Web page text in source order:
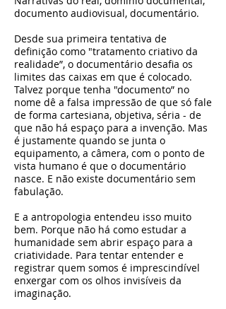
documento audiovisual, documentário.
Desde sua primeira tentativa de
definição como "tratamento criativo da
realidade”, o documentário desafia os
limites das caixas em que é colocado.
Talvez porque tenha "documento” no
nome dê a falsa impressão de que só fale
de forma cartesiana, objetiva, séria - de
que não há espaço para a invenção. Mas
é justamente quando se junta o
equipamento, a câmera, com o ponto de
vista humano é que o documentário
nasce. E não existe documentário sem
fabulação.
E a antropologia entendeu isso muito
bem. Porque não há como estudar a
humanidade sem abrir espaço para a
criatividade. Para tentar entender e
registrar quem somos é imprescindível
enxergar com os olhos invisíveis da
imaginação.